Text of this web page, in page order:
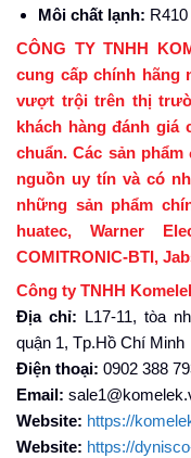
Môi chất lạnh:
CÔNG TY TNHH
cung cấp chính hãng
vượt trội trên thị
khách hàng đánh giá
chuẩn. Các sản
nguồn uy tín và có
những sản phẩm
huatec, Warner
COMITRONIC-BTI,
Công ty TNHH
Địa chỉ: L17-11, tòa
quận 1, Tp.Hồ Chí Minh
Điện thoại: 0902 388
Email:
Website: https://
Website: https://